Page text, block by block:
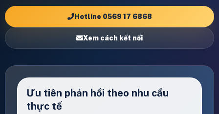
Hotline 0569 17 6868
Xem cách kết nối
Ưu tiên phản hồi theo nhu cầu
thực tế